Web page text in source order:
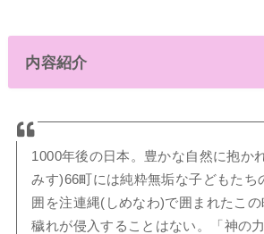
内容紹介
1000年後の日本。豊かな自然に抱か
みす)66町には純粋無垢な子どもたち
囲を注連縄(しめなわ)で囲まれたこ
穢れが侵入することはない。「神の